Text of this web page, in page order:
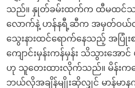
သည်။ နှုတ်ခမ်းထက်က ထီမထင်သည့်
လောက်နဲ့ ဟန်နရီ့ဆီက အမှတ်ဝ
သွေးနားထင်ရောက်နေသည့် အပြုံး
ကျောင်းမှန်းကန်မှန်း သိသွားအောင်
ဟု သူတေးထားလိုက်သည်။ မိန်းကလ
ဘယ်လိုအချိန်မျိုးဆိုလျှင် မာန်မာ